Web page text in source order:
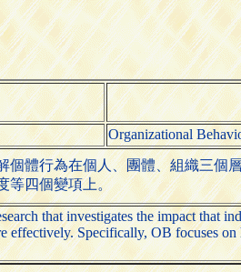
Organizational
個體行為在個人、團體、組織三
等四個變項上。
that investigates the impact that
Specifically, OB focuses